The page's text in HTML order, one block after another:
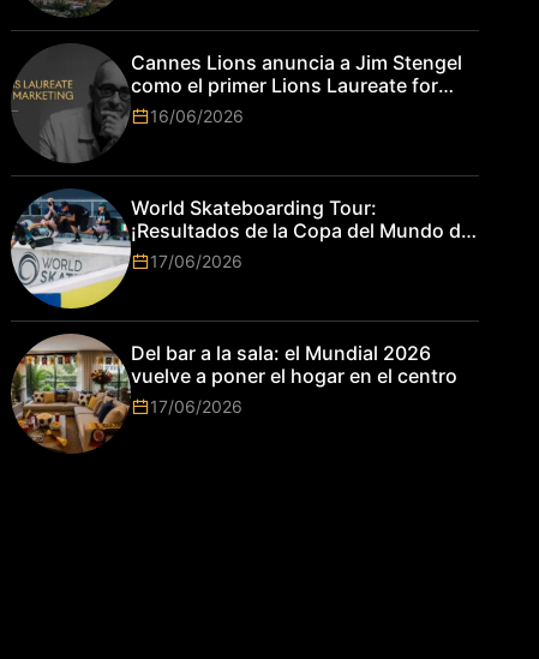
Cannes Lions anuncia a Jim Stengel
como el primer Lions Laureate for
Marketing
16/06/2026
World Skateboarding Tour:
¡Resultados de la Copa del Mundo de
Park de Roma 2026!
17/06/2026
Del bar a la sala: el Mundial 2026
vuelve a poner el hogar en el centro
17/06/2026